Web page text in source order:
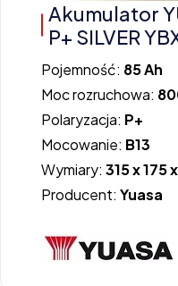
Akumulator
P+ SILVER
Pojemność: 85 Ah
Moc rozruchowa:
Polaryzacja: P+
Mocowanie: B13
Wymiary: 315 x 175
Producent: Yuasa